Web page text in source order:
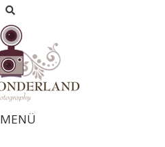
MENÜ